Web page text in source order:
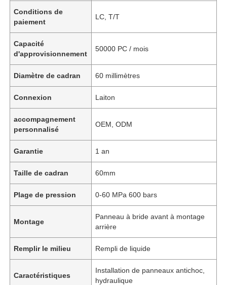
Conditions de
paiement
LC, T/T
Capacité
d'approvisionnement
50000 PC / mois
Diamètre de cadran 60 millimètres
Connexion Laiton
accompagnement
personnalisé
OEM, ODM
Garantie 1 an
Taille de cadran 60mm
Plage de pression 0-60 MPa 600 bars
Montage
Panneau à bride avant à montage
arrière
Remplir le milieu Rempli de liquide
Caractéristiques
Installation de panneaux antichoc,
hydraulique